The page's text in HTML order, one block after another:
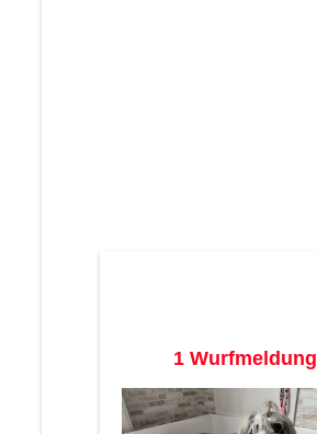
1 Wurfmeldung